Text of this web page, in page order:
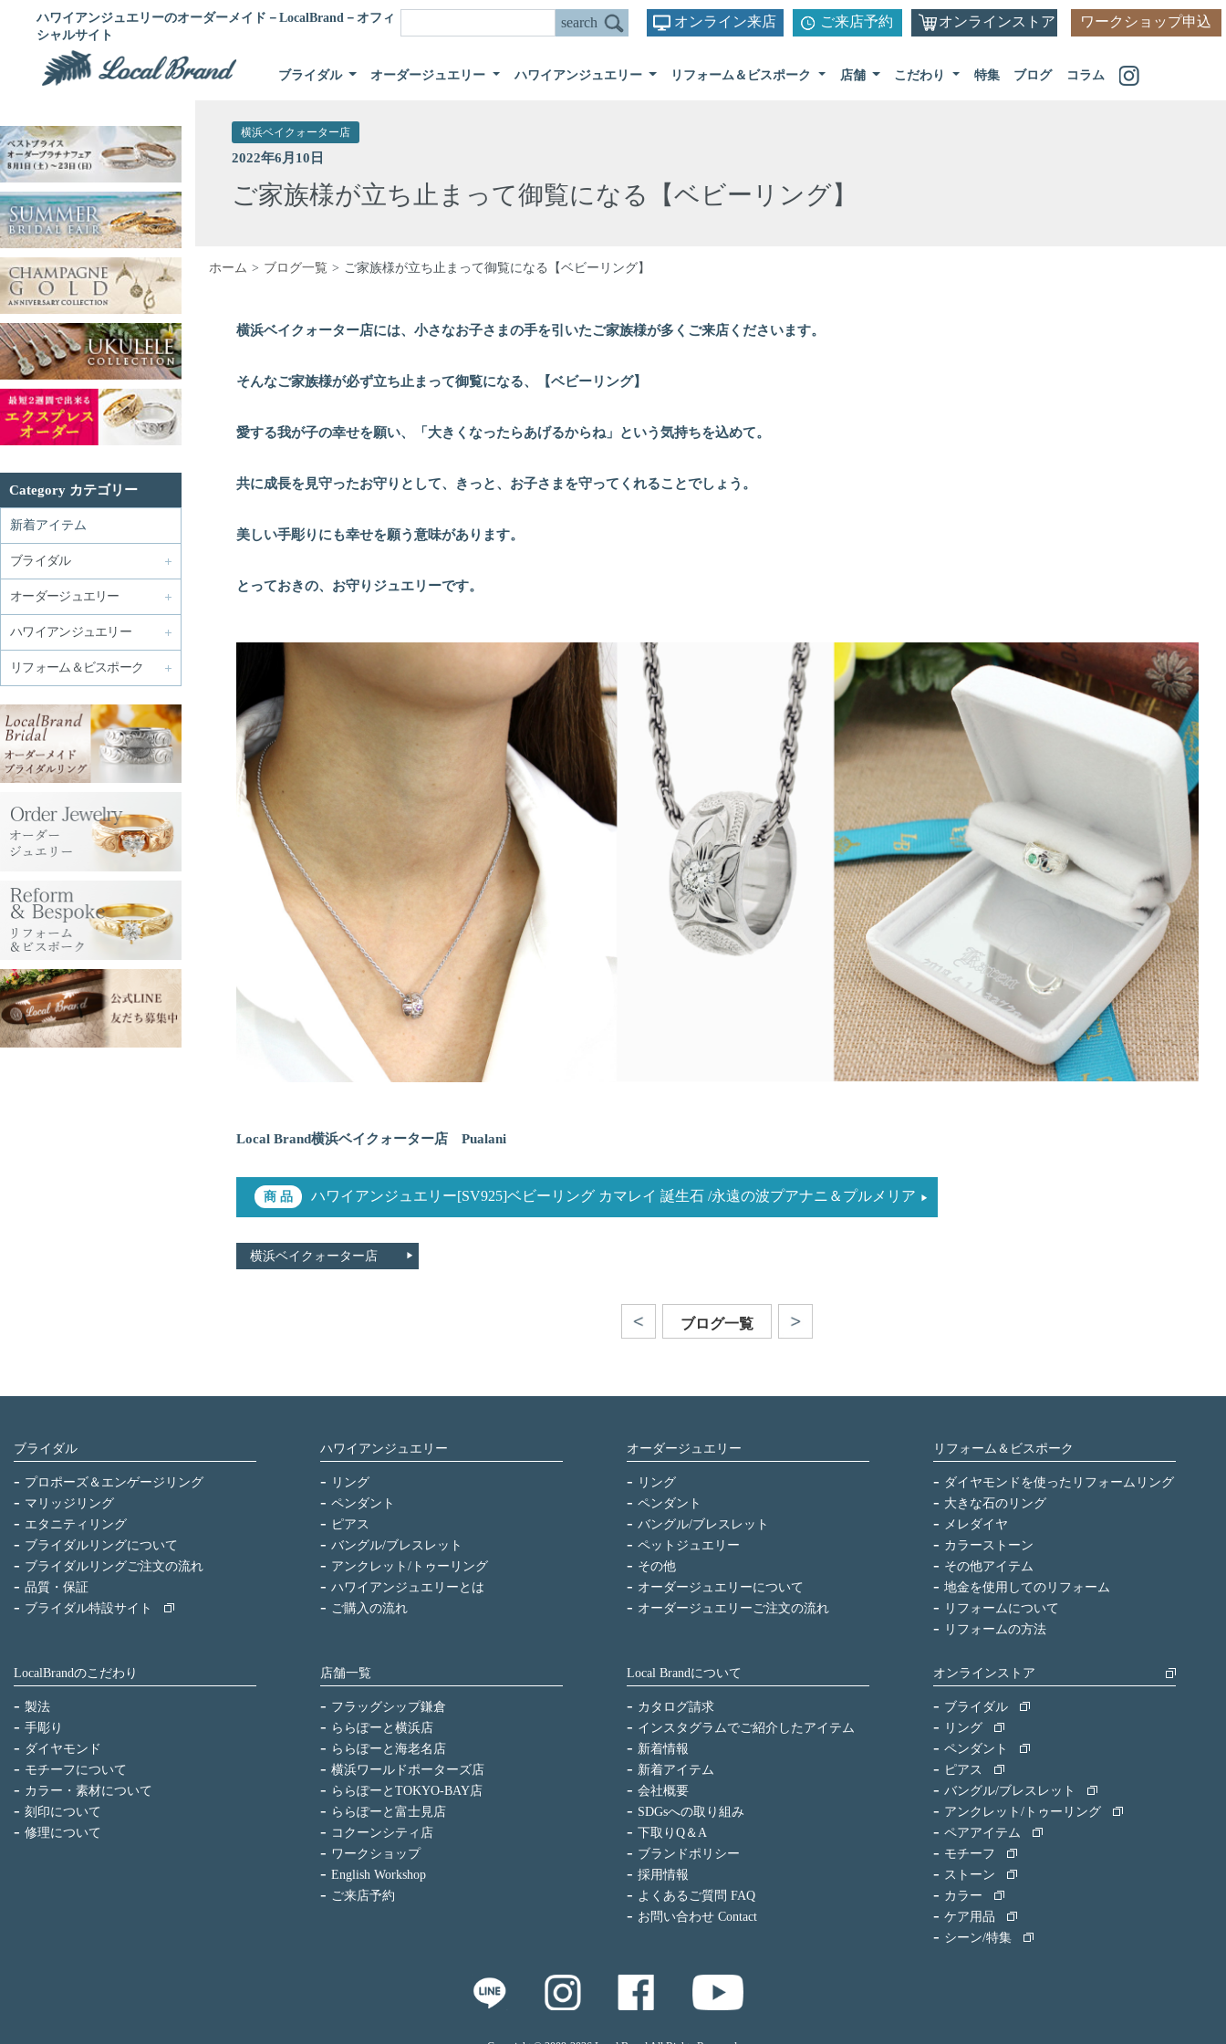
ハワイアンジュエリーのオーダーメイド－LocalBrand－オフィ
シャルサイト
オンライン来店 ご来店予約 オンラインストア ワークショップ申込
ブライダル オーダージュエリー ハワイアンジュエリー リフォーム＆ビスポーク 店舗 こだわり 特集 ブログ コラム
Category カテゴリー
新着アイテム
ブライダル
オーダージュエリー
ハワイアンジュエリー
リフォーム＆ビスポーク
横浜ベイクォーター店
2022年6月10日
ご家族様が立ち止まって御覧になる【ベビーリング】
ホーム ブログ一覧 ご家族様が立ち止まって御覧になる【ベビーリング】
横浜ベイクォーター店には、小さなお子さまの手を引いたご家族様が多くご来店くださいます。
そんなご家族様が必ず立ち止まって御覧になる、【ベビーリング】
愛する我が子の幸せを願い、「大きくなったらあげるからね」という気持ちを込めて。
共に成長を見守ったお守りとして、きっと、お子さまを守ってくれることでしょう。
美しい手彫りにも幸せを願う意味があります。
とっておきの、お守りジュエリーです。
Local Brand横浜ベイクォーター店 Pualani
ハワイアンジュエリー[SV925]ベビーリング カマレイ 誕生石 /永遠の波プアナニ＆プルメリア
横浜ベイクォーター店
ブログ一覧
ブライダル
プロポーズ＆エンゲージリング
マリッジリング
エタニティリング
ブライダルリングについて
ブライダルリングご注文の流れ
品質・保証
ブライダル特設サイト
ハワイアンジュエリー
リング
ペンダント
ピアス
バングル/ブレスレット
アンクレット/トゥーリング
ハワイアンジュエリーとは
ご購入の流れ
オーダージュエリー
リング
ペンダント
バングル/ブレスレット
ペットジュエリー
その他
オーダージュエリーについて
オーダージュエリーご注文の流れ
リフォーム＆ビスポーク
ダイヤモンドを使ったリフォームリング
大きな石のリング
メレダイヤ
カラーストーン
その他アイテム
地金を使用してのリフォーム
リフォームについて
リフォームの方法
LocalBrandのこだわり
製法
手彫り
ダイヤモンド
モチーフについて
カラー・素材について
刻印について
修理について
店舗一覧
フラッグシップ鎌倉
ららぽーと横浜店
ららぽーと海老名店
横浜ワールドポーターズ店
ららぽーとTOKYO-BAY店
ららぽーと富士見店
コクーンシティ店
ワークショップ
English Workshop
ご来店予約
Local Brandについて
カタログ請求
インスタグラムでご紹介したアイテム
新着情報
新着アイテム
会社概要
SDGsへの取り組み
下取りQ＆A
ブランドポリシー
採用情報
よくあるご質問 FAQ
お問い合わせ Contact
オンラインストア
ブライダル
リング
ペンダント
ピアス
バングル/ブレスレット
アンクレット/トゥーリング
ペアアイテム
モチーフ
ストーン
カラー
ケア用品
シーン/特集